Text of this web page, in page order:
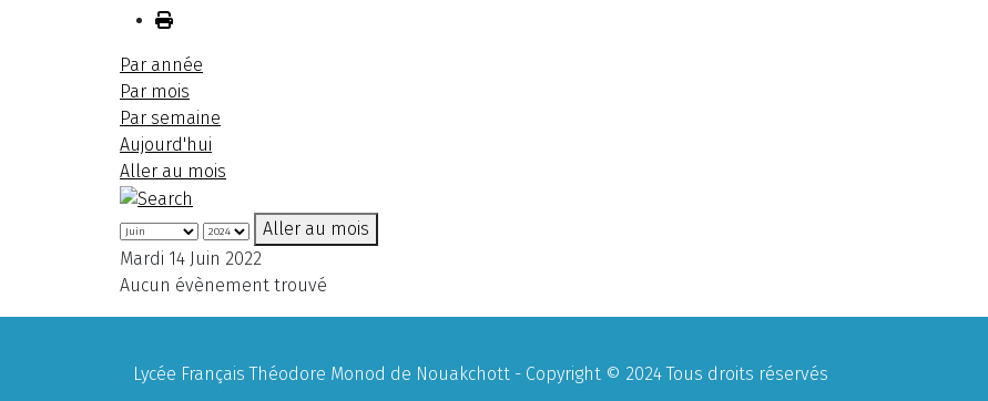
Par année
Par mois
Par semaine
Aujourd'hui
Aller au mois
Aller au mois
Mardi 14 Juin 2022
Aucun évènement trouvé
Lycée Français Théodore Monod de Nouakchott - Copyright © 2024 Tous droits réservés